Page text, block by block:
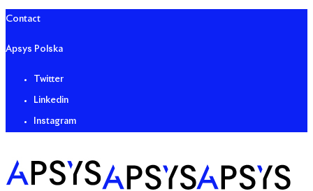
Contact
Apsys Polska
Twitter
Linkedin
Instagram